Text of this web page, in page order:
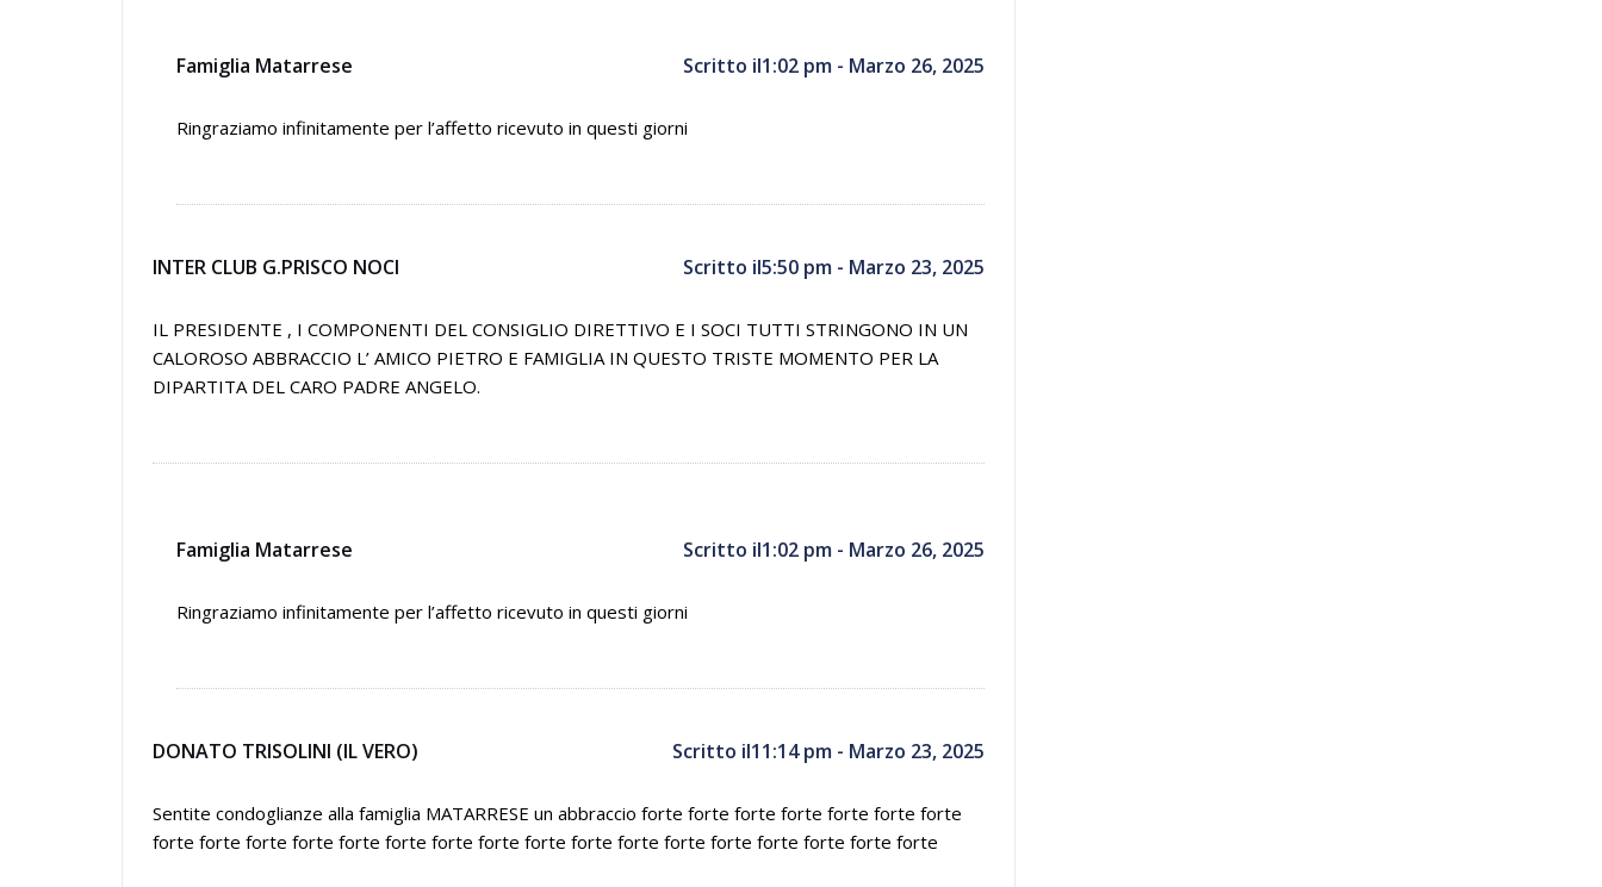
Famiglia Matarrese Scritto il1:02 pm - Marzo 26, 2025
Ringraziamo infinitamente per l’affetto ricevuto in questi giorni
INTER CLUB G.PRISCO NOCI Scritto il5:50 pm - Marzo 23, 2025
IL PRESIDENTE , I COMPONENTI DEL CONSIGLIO DIRETTIVO E I SOCI TUTTI STRINGONO IN UN
CALOROSO ABBRACCIO L’ AMICO PIETRO E FAMIGLIA IN QUESTO TRISTE MOMENTO PER LA
DIPARTITA DEL CARO PADRE ANGELO.
Famiglia Matarrese Scritto il1:02 pm - Marzo 26, 2025
Ringraziamo infinitamente per l’affetto ricevuto in questi giorni
DONATO TRISOLINI (IL VERO) Scritto il11:14 pm - Marzo 23, 2025
Sentite condoglianze alla famiglia MATARRESE un abbraccio forte forte forte forte forte forte forte
forte forte forte forte forte forte forte forte forte forte forte forte forte forte forte forte forte